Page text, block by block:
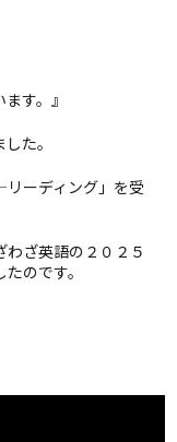
す。』
た。
ーディング」を受
ざ英語の２０２５
のです。